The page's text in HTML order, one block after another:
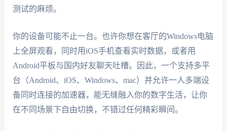
测试的麻烦。
你的设备可能不止一台。也许你想在客厅的Windows电脑
上全屏观看，同时用iOS手机查看实时数据，或者用
Android平板与国内好友聊天吐槽。因此，一个支持多平
台（Android、iOS、Windows、mac）并允许一人多端设
备同时连接的加速器，能无缝融入你的数字生活，让你
在不同场景下自由切换，不错过任何精彩瞬间。